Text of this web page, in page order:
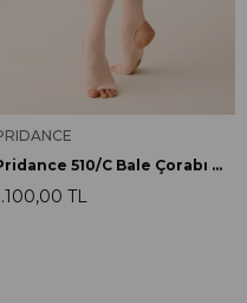
Pridance 510/C Bale Çorabı Rosa
TL